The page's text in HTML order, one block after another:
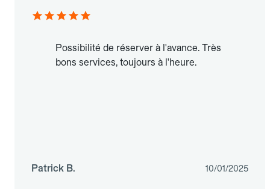
Possibilité de réserver à l'avance. Très
bons services, toujours à l'heure.
Patrick B. 10/01/2025